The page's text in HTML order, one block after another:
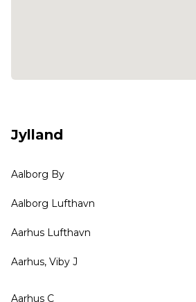
Jylland
Aalborg By
Aalborg Lufthavn
Aarhus Lufthavn
Aarhus, Viby J
Aarhus C